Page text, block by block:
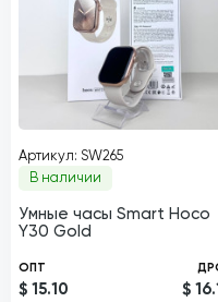
Артикул: SW265
В наличии
Умные часы Smart Hoco
Y30 Gold
ОПТ
$ 15.10
$